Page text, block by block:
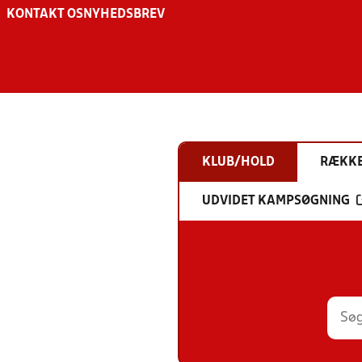
KONTAKT OS NYHEDSBREV
KLUB/HOLD
UDVIDET KAMPSØGNING